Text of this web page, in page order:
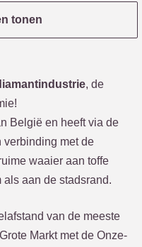
tonen
, de
België en heeft via de
verbinding met de
waaier aan toffe
als aan de stadsrand.
van de meeste
Markt met de Onze-